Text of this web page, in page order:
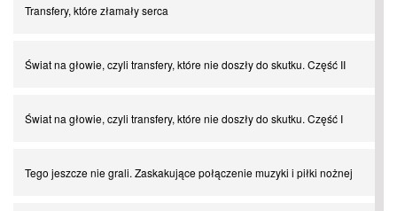
Transfery, które złamały serca
Świat na głowie, czyli transfery, które nie doszły do skutku. Część II
Świat na głowie, czyli transfery, które nie doszły do skutku. Część I
Tego jeszcze nie grali. Zaskakujące połączenie muzyki i piłki nożnej